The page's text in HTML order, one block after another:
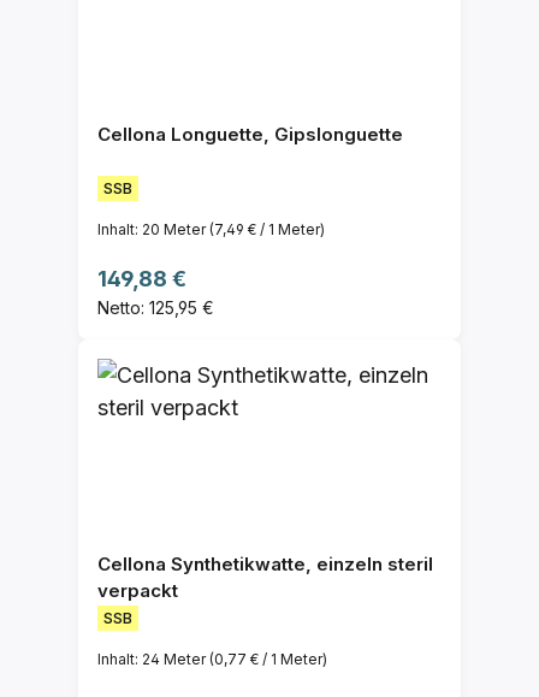
Cellona Longuette, Gipslonguette
SSB
Inhalt: 20 Meter(7,49 € / 1 Meter)
Regulärer Preis:
149,88 €
Netto: 125,95 €
Cellona Synthetikwatte, einzeln steril
verpackt
SSB
Inhalt: 24 Meter(0,77 € / 1 Meter)